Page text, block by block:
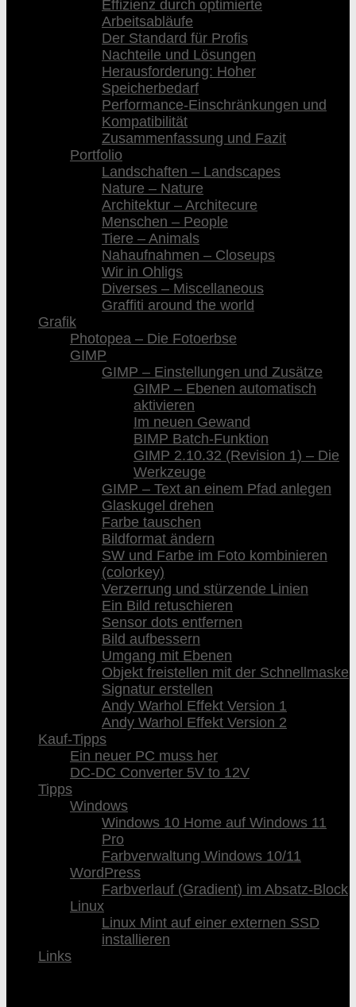
Effizienz durch optimierte
Arbeitsabläufe
Der Standard für Profis
Nachteile und Lösungen
Herausforderung: Hoher
Speicherbedarf
Performance-Einschränkungen und
Kompatibilität
Zusammenfassung und Fazit
Portfolio
Landschaften – Landscapes
Nature – Nature
Architektur – Architecure
Menschen – People
Tiere – Animals
Nahaufnahmen – Closeups
Wir in Ohligs
Diverses – Miscellaneous
Graffiti around the world
Grafik
Photopea – Die Fotoerbse
GIMP
GIMP – Einstellungen und Zusätze
GIMP – Ebenen automatisch
aktivieren
Im neuen Gewand
BIMP Batch-Funktion
GIMP 2.10.32 (Revision 1) – Die
Werkzeuge
GIMP – Text an einem Pfad anlegen
Glaskugel drehen
Farbe tauschen
Bildformat ändern
SW und Farbe im Foto kombinieren
(colorkey)
Verzerrung und stürzende Linien
Ein Bild retuschieren
Sensor dots entfernen
Bild aufbessern
Umgang mit Ebenen
Objekt freistellen mit der Schnellmaske
Signatur erstellen
Andy Warhol Effekt Version 1
Andy Warhol Effekt Version 2
Kauf-Tipps
Ein neuer PC muss her
DC-DC Converter 5V to 12V
Tipps
Windows
Windows 10 Home auf Windows 11
Pro
Farbverwaltung Windows 10/11
WordPress
Farbverlauf (Gradient) im Absatz-Block
Linux
Linux Mint auf einer externen SSD
installieren
Links